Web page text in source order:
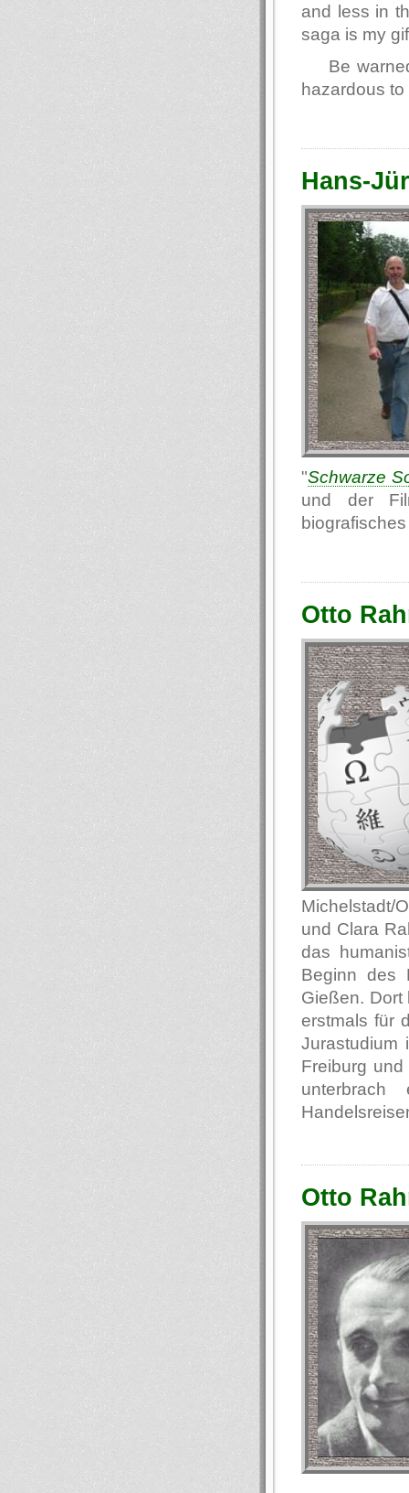
and less in
saga is my
Be
hazardous
Hans-
"Schwarze
und der
Otto
Michelstadt/
und Clara
das
Beginn des
Gießen. Dort
erstmals für
Jurastudium
Freiburg
Otto